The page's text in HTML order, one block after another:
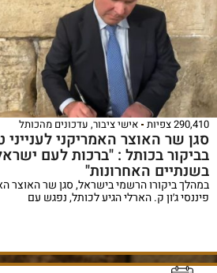
290,410 צפיות אישי ציבור, עדכונים מהכותל
סגן שר האוצר האמריקני לענייני
בביקור בכותל : "ברכות לעם
בשנתיים האחרונות"
במהלך ביקורו הרשמי בישראל, סגן שר האוצר
פיננסי ג׳ון ק. הארלי הגיע לכותל, נפגש עם